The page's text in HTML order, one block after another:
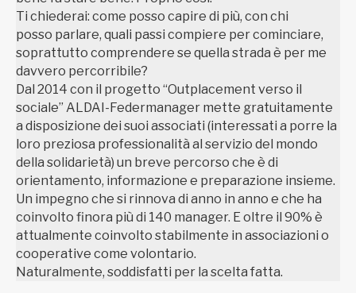
Ti chiederai: come posso capire di più, con chi
posso parlare, quali passi compiere per cominciare,
soprattutto comprendere se quella strada è per me
davvero percorribile?
Dal 2014 con il progetto “Outplacement verso il
sociale” ALDAI-Federmanager mette gratuitamente
a disposizione dei suoi associati (interessati a porre la
loro preziosa professionalità al servizio del mondo
della solidarietà) un breve percorso che è di
orientamento, informazione e preparazione insieme.
Un impegno che si rinnova di anno in anno e che ha
coinvolto finora più di 140 manager. E oltre il 90% è
attualmente coinvolto stabilmente in associazioni o
cooperative come volontario.
Naturalmente, soddisfatti per la scelta fatta.